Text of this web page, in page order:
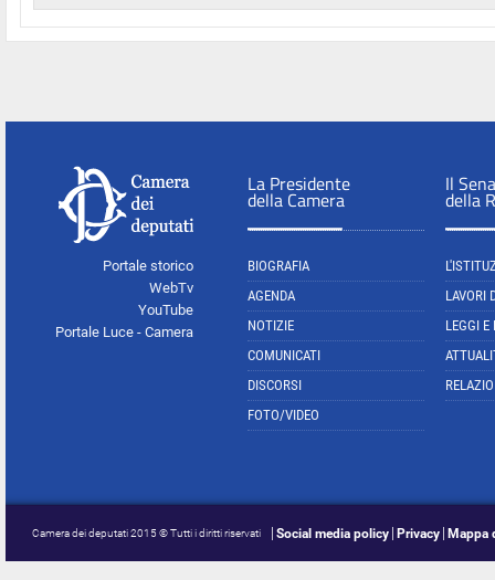
Portale storico
WebTv
YouTube
Portale Luce - Camera
La Presidente
della Camera
BIOGRAFIA
AGENDA
NOTIZIE
COMUNICATI
DISCORSI
FOTO/VIDEO
Il
della
LAVORI
LEGGI E
Camera dei deputati 2015 © Tutti i diritti riservati Social media policy Privacy Mappa